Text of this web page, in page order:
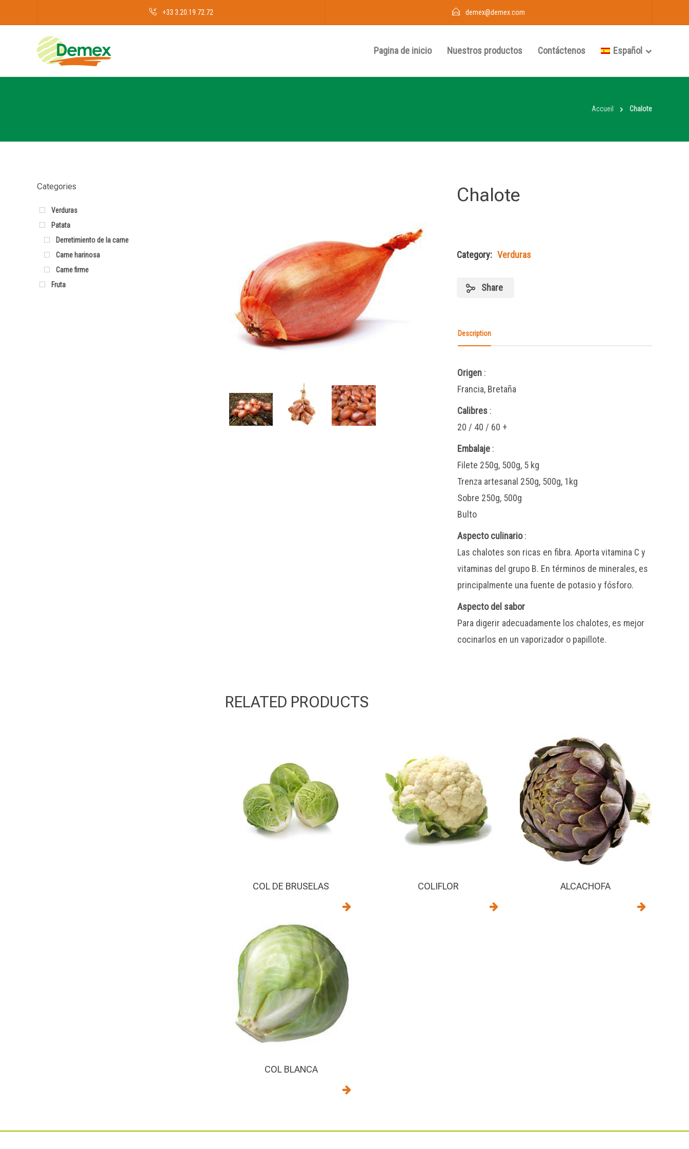
+33 3.20.19.72.72 demex@demex.com
Pagina de inicio Nuestros productos Contáctenos Español
Accueil Chalote
Chalote
Category: Verduras
Share
Description
Origen:
Francia, Bretaña
Calibres:
20 / 40 / 60 +
Embalaje:
Filete 250g, 500g, 5 kg
Trenza artesanal 250g, 500g, 1kg
Sobre 250g, 500g
Bulto
Aspecto culinario:
Las chalotes son ricas en fibra. Aporta vitamina C y
vitaminas del grupo B. En términos de minerales, es
principalmente una fuente de potasio y fósforo.
Aspecto del sabor
Para digerir adecuadamente los chalotes, es mejor
cocinarlos en un vaporizador o papillote.
RELATED PRODUCTS
COL DE BRUSELAS COLIFLOR ALCACHOFA
COL BLANCA
Categories
Verduras
Patata
Derretimiento de la carne
Carne harinosa
Carne firme
Fruta